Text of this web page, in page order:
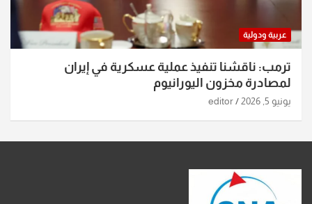
عربية ودولية
ترمب: ناقشنا تنفيذ عملية عسكرية في إيران
لمصادرة مخزون اليورانيوم
يونيو 5, 2026 editor